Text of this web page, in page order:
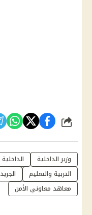
شارك
وزير الداخلية الداخلية
التربية والتعليم
معاهد معاوني الأمن